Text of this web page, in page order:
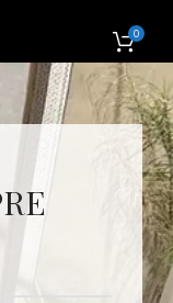
0